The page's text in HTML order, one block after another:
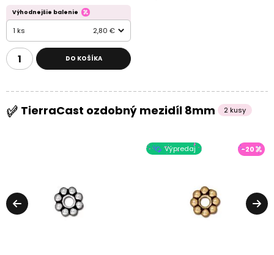
Výhodnejšie balenie
1 ks 2,80 €
DO KOŠÍKA
TierraCast ozdobný mezidíl 8mm 2 kusy
Výpredaj -20